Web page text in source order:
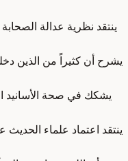
ينتقد نظرية عدالة
يشرح أن كثيراً من الذين
يشكك في صحة الأسانيد
ينتقد اعتماد علماء